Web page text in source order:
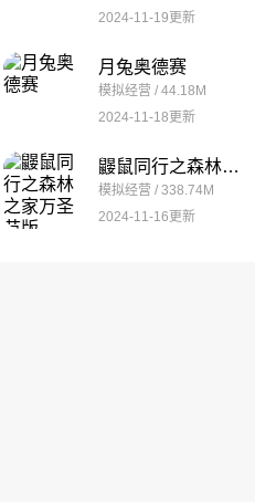
2024-11-19更新
月兔奥德赛
模拟经营 / 44.18M
2024-11-18更新
鼹鼠同行之森林之家万圣节版
模拟经营 / 338.74M
2024-11-16更新